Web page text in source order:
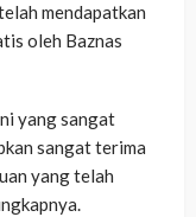
mendapatkan
oleh Baznas
yang sangat
sangat terima
yang telah